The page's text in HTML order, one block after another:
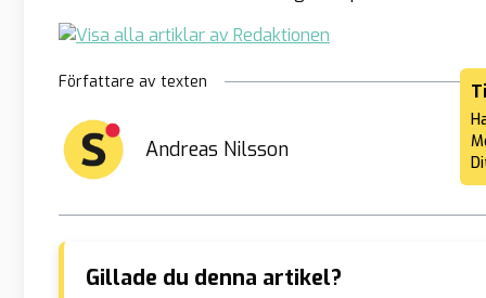
Författare av texten
Andreas Nilsson
Gillade du denna artikel?